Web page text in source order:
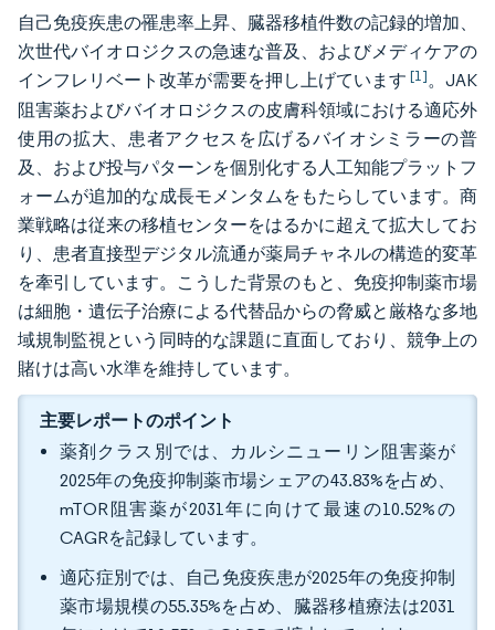
自己免疫疾患の罹患率上昇、臓器移植件数の記録的増加、
次世代バイオロジクスの急速な普及、およびメディケアの
インフレリベート改革が需要を押し上げています [1]。JAK
阻害薬およびバイオロジクスの皮膚科領域における適応外
使用の拡大、患者アクセスを広げるバイオシミラーの普
及、および投与パターンを個別化する人工知能プラットフ
ォームが追加的な成長モメンタムをもたらしています。商
業戦略は従来の移植センターをはるかに超えて拡大してお
り、患者直接型デジタル流通が薬局チャネルの構造的変革
を牽引しています。こうした背景のもと、免疫抑制薬市場
は細胞・遺伝子治療による代替品からの脅威と厳格な多地
域規制監視という同時的な課題に直面しており、競争上の
賭けは高い水準を維持しています。
主要レポートのポイント
薬剤クラス別では、カルシニューリン阻害薬が
2025年の免疫抑制薬市場シェアの43.83%を占め、
mTOR阻害薬が2031年に向けて最速の10.52%の
CAGRを記録しています。
適応症別では、自己免疫疾患が2025年の免疫抑制
薬市場規模の55.35%を占め、臓器移植療法は2031